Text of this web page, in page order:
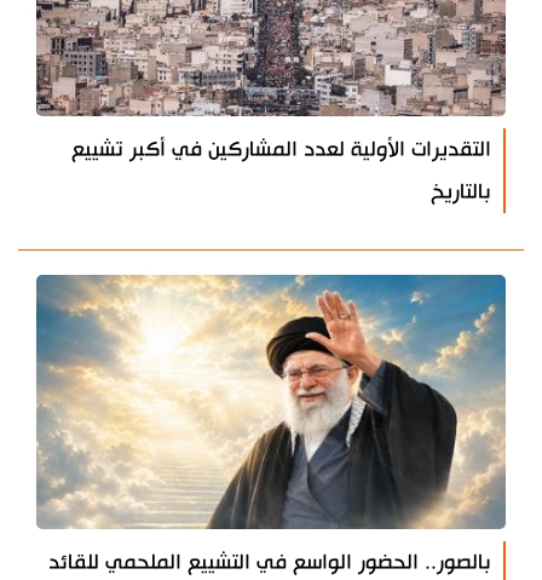
التقديرات الأولية لعدد المشاركين في أكبر تشييع
بالتاريخ
بالصور.. الحضور الواسع في التشييع الملحمي للقائد